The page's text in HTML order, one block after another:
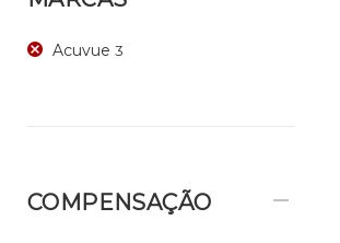
Acuvue 3
COMPENSAÇÃO